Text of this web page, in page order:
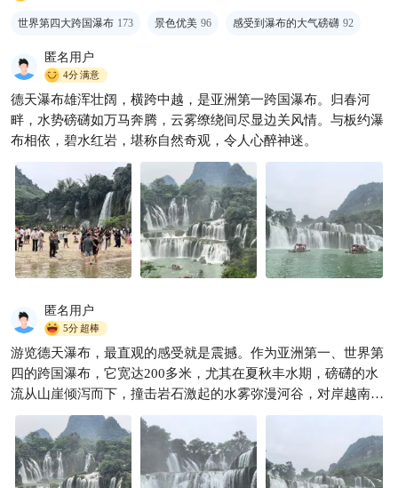
德天大瀑布：一边全是旅游
的，一边全是卖东西的 #瀑布
#德天大瀑布 #大自然的奇观 #
广西旅游
世界第四大跨国瀑布 173 景色优美 96 感受到瀑布的大气磅礴 92
匿名用户
4分满意
德天瀑布雄浑壮阔，横跨中越，是亚洲第一跨国瀑布。归春河
畔，水势磅礴如万马奔腾，云雾缭绕间尽显边关风情。与板约瀑
布相依，碧水红岩，堪称自然奇观，令人心醉神迷。
匿名用户
5分超棒
游览德天瀑布，最直观的感受就是震撼。作为亚洲第一、世界第
四的跨国瀑布，它宽达200多米，尤其在夏秋丰水期，磅礴的水
流从山崖倾泻而下，撞击岩石激起的水雾弥漫河谷，对岸越南的
板约瀑布与之相连，景象壮观。